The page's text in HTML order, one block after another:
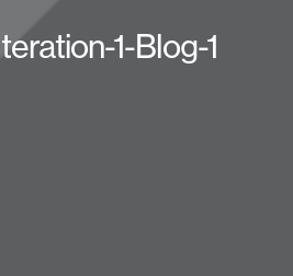
1-Blog-1